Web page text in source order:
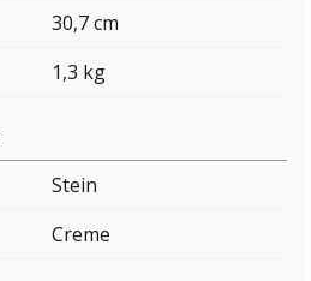
30,7 cm
1,3 kg
Stein
Creme